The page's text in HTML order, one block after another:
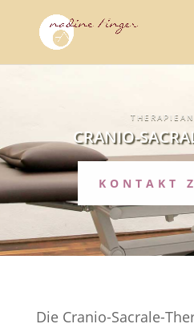
CRANIO-
KONTAKT
Die Cranio-Sacrale-